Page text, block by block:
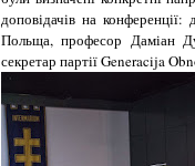
доповідачів на конференції:
Польща, професор Даміан
секретар партії Generacija